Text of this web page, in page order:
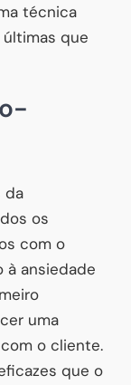
técnica
últimas que
da
os
com o
ansiedade
uma
o cliente.
que o